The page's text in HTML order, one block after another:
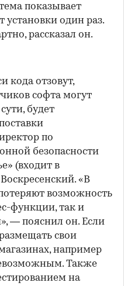
показывает
один раз.
рассказал он.
кода отзовут,
софта могут
будет
по
безопасности
(входит в
«В
возможность
функции, так и
— пояснил он. Если
свои
например
Также
на